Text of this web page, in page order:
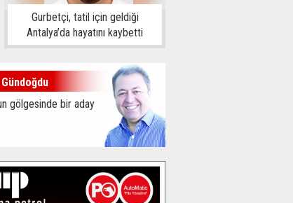
Gurbetçi, tatil için geldiği
Antalya’da hayatını kaybetti
gölgesinde bir aday